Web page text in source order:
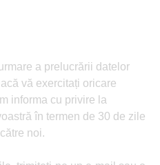
a prelucrării datelor
vă exercitați oricare
informa cu privire la
în termen de 30 de zile
noi.